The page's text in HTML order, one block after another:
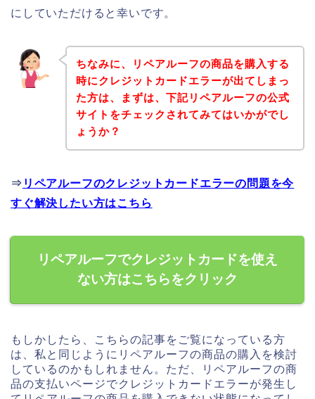
にしていただけると幸いです。
ちなみに、リペアルーフの商品を購入する
時にクレジットカードエラーが出てしまっ
た方は、まずは、下記リペアルーフの公式
サイトをチェックされてみてはいかがでし
ょうか？
⇒ リペアルーフのクレジットカードエラーの問題を今
すぐ解決したい方はこちら
リペアルーフでクレジットカードを使え
ない方はこちらをクリック
もしかしたら、こちらの記事をご覧になっている方
は、私と同じようにリペアルーフの商品の購入を検討
しているのかもしれません。ただ、リペアルーフの商
品の支払いページでクレジットカードエラーが発生し